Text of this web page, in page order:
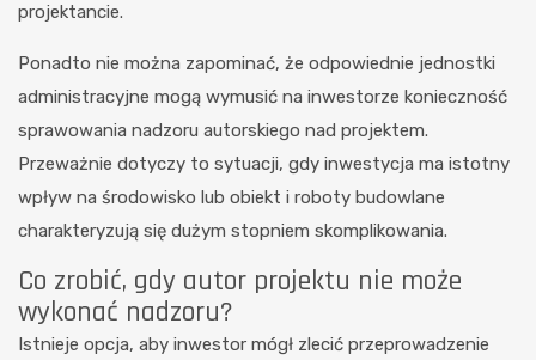
projektancie.
Ponadto nie można zapominać, że odpowiednie jednostki
administracyjne mogą wymusić na inwestorze konieczność
sprawowania nadzoru autorskiego nad projektem.
Przeważnie dotyczy to sytuacji, gdy inwestycja ma istotny
wpływ na środowisko lub obiekt i roboty budowlane
charakteryzują się dużym stopniem skomplikowania.
Co zrobić, gdy autor projektu nie może
wykonać nadzoru?
Istnieje opcja, aby inwestor mógł zlecić przeprowadzenie